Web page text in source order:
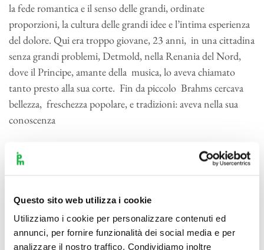
Questo sito web utilizza i cookie
Utilizziamo i cookie per personalizzare contenuti ed
annunci, per fornire funzionalità dei social media e per
analizzare il nostro traffico. Condividiamo inoltre
la fede romantica e il senso delle grandi, ordinate
proporzioni, la cultura delle grandi idee e l’intima esperienza
del dolore. Qui era troppo giovane, 23 anni, in una cittadina
senza grandi problemi, Detmold, nella Renania del Nord,
dove il Principe, amante della musica, lo aveva chiamato
tanto presto alla sua corte. Fin da piccolo Brahms cercava
bellezza, freschezza popolare, e tradizioni: aveva nella sua
conoscenza
il repertorio leggero ungherese ed austriaco. Aveva però
anche una consapevole passione per la grande tradizione
sonora, senza lo spessore massiccio costante d’una sinfonia,
pareri di studiosi e ascoltatori, ma piena di dettagli
liberamente meravigliosi: imitazioni di pifferi e cornamuse,